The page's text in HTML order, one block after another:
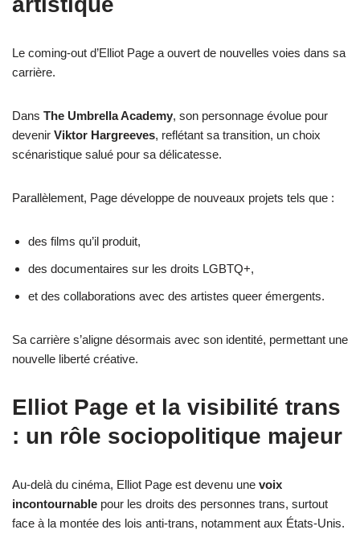
Le coming-out d’Elliot Page a ouvert de nouvelles voies dans sa
carrière.
Dans The Umbrella Academy, son personnage évolue pour
devenir Viktor Hargreeves, reflétant sa transition, un choix
scénaristique salué pour sa délicatesse.
Parallèlement, Page développe de nouveaux projets tels que :
des films qu’il produit,
des documentaires sur les droits LGBTQ+,
et des collaborations avec des artistes queer émergents.
Sa carrière s’aligne désormais avec son identité, permettant une
nouvelle liberté créative.
Elliot Page et la visibilité trans
: un rôle sociopolitique majeur
Au-delà du cinéma, Elliot Page est devenu une voix
incontournable pour les droits des personnes trans, surtout
face à la montée des lois anti-trans, notamment aux États-Unis.